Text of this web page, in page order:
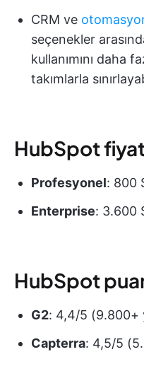
CRM ve
seçenekler
kullanımını daha
takımlarla
HubSpot
Profesyonel: 800
Enterprise: 3.600
HubSpot
G2: 4,4/5 (9.800+
Capterra: 4,5/5